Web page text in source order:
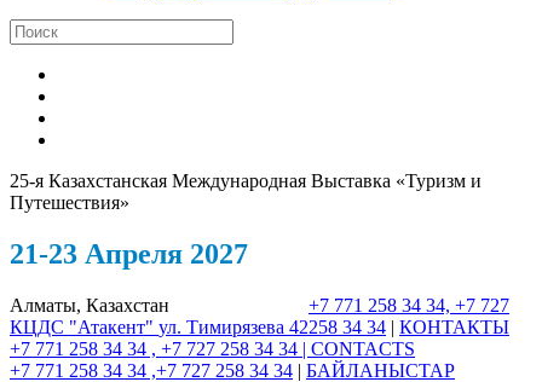
25-я Казахстанская Международная Выставка «Туризм и
Путешествия»
21-23 Апреля 2027
Алматы, Казахстан
КЦДС "Атакент" ул. Тимирязева 42
+7 771 258 34 34, +7 727
258 34 34 | КОНТАКТЫ
+7 771 258 34 34 , +7 727 258 34 34 | CONTACTS
+7 771 258 34 34 ,+7 727 258 34 34 | БАЙЛАНЫСТАР